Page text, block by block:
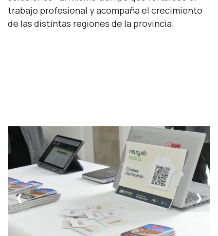
trabajo profesional y acompaña el crecimiento
de las distintas regiones de la provincia.
❮ ❯